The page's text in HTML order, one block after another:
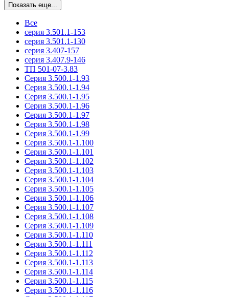
Показать еще...
Все
серия 3.501.1-153
серия 3.501.1-130
серия 3.407-157
серия 3.407.9-146
ТП 501-07-3.83
Серия 3.500.1-1.93
Серия 3.500.1-1.94
Серия 3.500.1-1.95
Серия 3.500.1-1.96
Серия 3.500.1-1.97
Серия 3.500.1-1.98
Серия 3.500.1-1.99
Серия 3.500.1-1.100
Серия 3.500.1-1.101
Серия 3.500.1-1.102
Серия 3.500.1-1.103
Серия 3.500.1-1.104
Серия 3.500.1-1.105
Серия 3.500.1-1.106
Серия 3.500.1-1.107
Серия 3.500.1-1.108
Серия 3.500.1-1.109
Серия 3.500.1-1.110
Серия 3.500.1-1.111
Серия 3.500.1-1.112
Серия 3.500.1-1.113
Серия 3.500.1-1.114
Серия 3.500.1-1.115
Серия 3.500.1-1.116